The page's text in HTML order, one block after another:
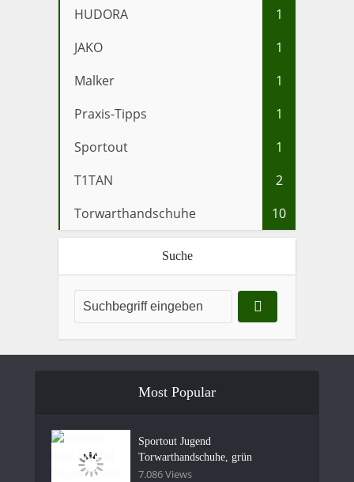
HUDORA
1
JAKO
1
Malker
1
Praxis-Tipps
1
Sportout
1
T1TAN
2
Torwarthandschuhe
10
Suche
Most Popular
Sportout Jugend
Torwarthandschuhe, grün
7.086 Views